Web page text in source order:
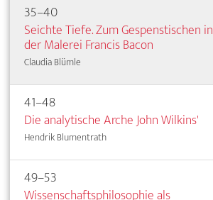
35–40
Seichte Tiefe. Zum Gespenstischen in
der Malerei Francis Bacon
Claudia Blümle
41–48
Die analytische Arche John Wilkins'
Hendrik Blumentrath
49–53
Wissenschaftsphilosophie als